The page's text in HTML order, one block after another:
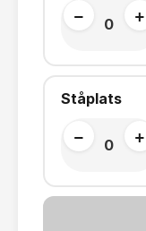
− 0 +
Ståplats
− 0 +